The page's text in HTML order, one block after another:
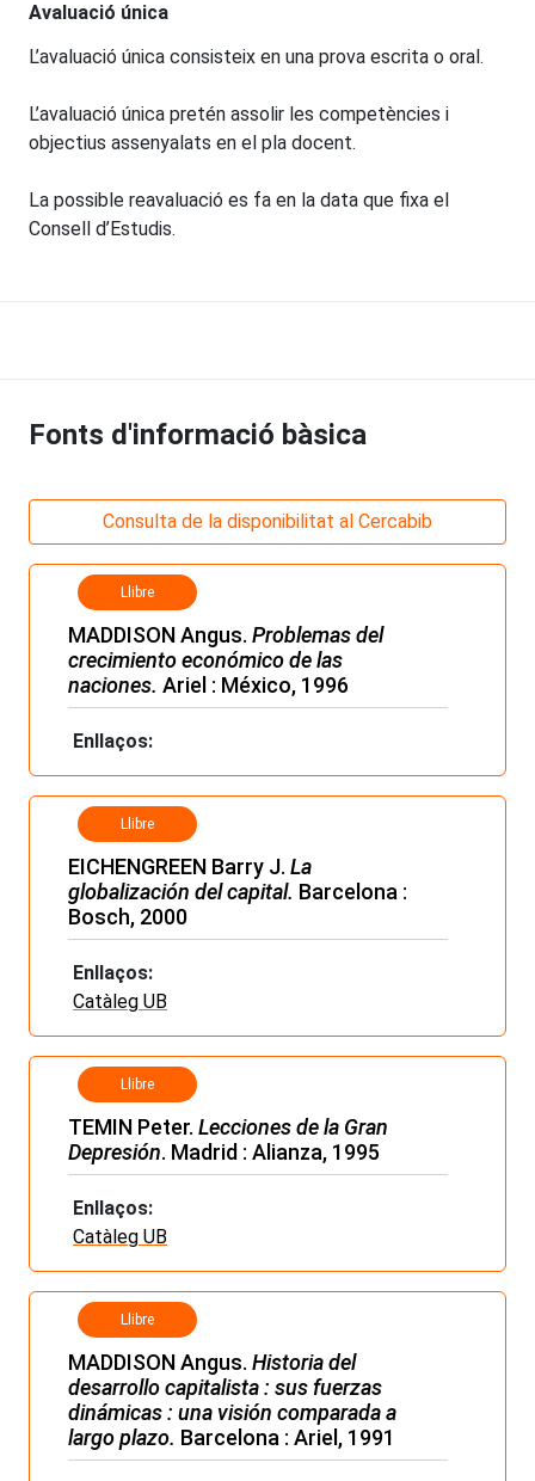
Avaluació única
L’avaluació única consisteix en una prova escrita o oral.
L’avaluació única pretén assolir les competències i
objectius assenyalats en el pla docent.
La possible reavaluació es fa en la data que fixa el
Consell d’Estudis.
Fonts d'informació bàsica
Consulta de la disponibilitat al Cercabib
Llibre
MADDISON Angus. Problemas del
crecimiento económico de las
naciones. Ariel : México, 1996
Enllaços:
Llibre
EICHENGREEN Barry J. La
globalización del capital. Barcelona :
Bosch, 2000
Enllaços:
Catàleg UB
Llibre
TEMIN Peter. Lecciones de la Gran
Depresión. Madrid : Alianza, 1995
Enllaços:
Catàleg UB
Llibre
MADDISON Angus. Historia del
desarrollo capitalista : sus fuerzas
dinámicas : una visión comparada a
largo plazo. Barcelona : Ariel, 1991